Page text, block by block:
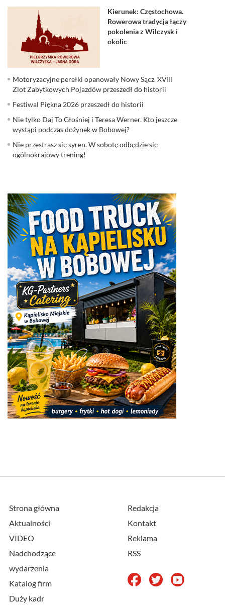
Kierunek: Częstochowa.
Rowerowa tradycja łączy
pokolenia z Wilczysk i
okolic
Motoryzacyjne perełki opanowały Nowy Sącz. XVIII
Zlot Zabytkowych Pojazdów przeszedł do historii
Festiwal Piękna 2026 przeszedł do historii
Nie tylko Daj To Głośniej i Teresa Werner. Kto jeszcze
wystąpi podczas dożynek w Bobowej?
Nie przestrasz się syren. W sobotę odbędzie się
ogólnokrajowy trening!
Strona główna
Aktualności
VIDEO
Nadchodzące
wydarzenia
Katalog firm
Duży kadr
Redakcja
Kontakt
Reklama
RSS